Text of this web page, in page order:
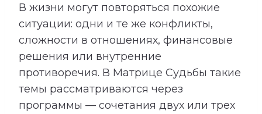
В жизни могут повторяться похожие
ситуации: одни и те же конфликты,
сложности в отношениях, финансовые
решения или внутренние
противоречия. В Матрице Судьбы такие
темы рассматриваются через
программы — сочетания двух или трех